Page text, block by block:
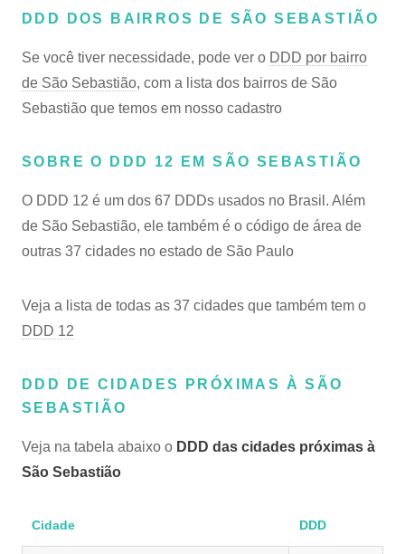
DDD DOS BAIRROS DE SÃO SEBASTIÃO
Se você tiver necessidade, pode ver o DDD por bairro
de São Sebastião, com a lista dos bairros de São
Sebastião que temos em nosso cadastro
SOBRE O DDD 12 EM SÃO SEBASTIÃO
O DDD 12 é um dos 67 DDDs usados no Brasil. Além
de São Sebastião, ele também é o código de área de
outras 37 cidades no estado de São Paulo
Veja a lista de todas as 37 cidades que também tem o
DDD 12
DDD DE CIDADES PRÓXIMAS À SÃO
SEBASTIÃO
Veja na tabela abaixo o DDD das cidades próximas à
São Sebastião
Cidade DDD